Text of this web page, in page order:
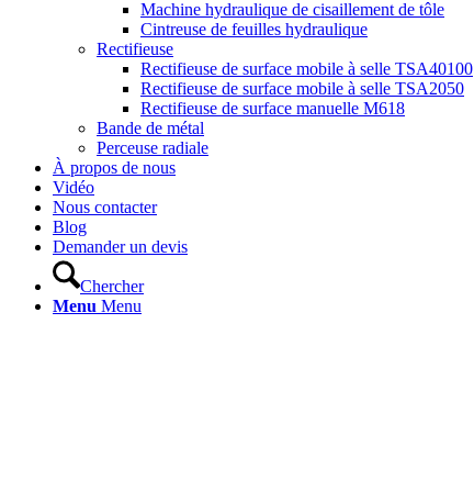
Machine hydraulique de cisaillement de tôle
Cintreuse de feuilles hydraulique
Rectifieuse
Rectifieuse de surface mobile à selle TSA40100
Rectifieuse de surface mobile à selle TSA2050
Rectifieuse de surface manuelle M618
Bande de métal
Perceuse radiale
À propos de nous
Vidéo
Nous contacter
Blog
Demander un devis
Chercher
Menu Menu